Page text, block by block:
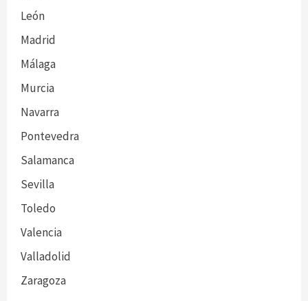
León
Madrid
Málaga
Murcia
Navarra
Pontevedra
Salamanca
Sevilla
Toledo
Valencia
Valladolid
Zaragoza